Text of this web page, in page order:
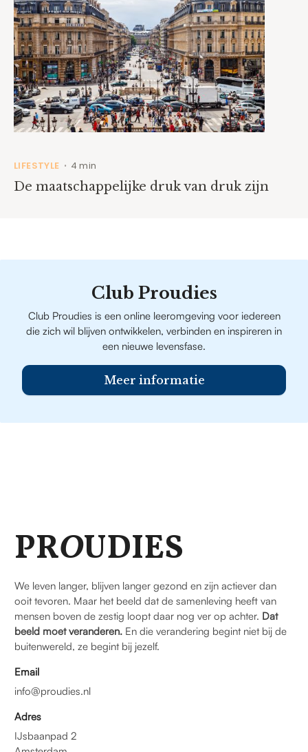
LIFESTYLE • 4 min
De maatschappelijke druk van druk zijn
Club Proudies
Club Proudies is een online leeromgeving voor iedereen
die zich wil blijven ontwikkelen, verbinden en inspireren in
een nieuwe levensfase.
Meer informatie
PROUDIES
We leven langer, blijven langer gezond en zijn actiever dan
ooit tevoren. Maar het beeld dat de samenleving heeft van
mensen boven de zestig loopt daar nog ver op achter. Dat
beeld moet veranderen. En die verandering begint niet bij de
buitenwereld, ze begint bij jezelf.
Email
info@proudies.nl
Adres
IJsbaanpad 2